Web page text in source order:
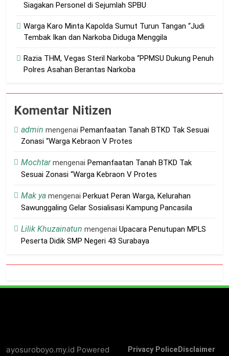
Siagakan Personel di Sejumlah SPBU
Warga Karo Minta Kapolda Sumut Turun Tangan “Judi
Tembak Ikan dan Narkoba Diduga Menggila
Razia THM, Vegas Steril Narkoba “PPMSU Dukung Penuh
Polres Asahan Berantas Narkoba
Komentar Nitizen
admin mengenai Pemanfaatan Tanah BTKD Tak Sesuai
Zonasi “Warga Kebraon V Protes
Mochtarmengenai Pemanfaatan Tanah BTKD Tak
Sesuai Zonasi “Warga Kebraon V Protes
Mak ya mengenai Perkuat Peran Warga, Kelurahan
Sawunggaling Gelar Sosialisasi Kampung Pancasila
Lilik Khuzainatun mengenai Upacara Penutupan MPLS
Peserta Didik SMP Negeri 43 Surabaya
ayosuroboyo.my.id Powered
Privacy Police Disclaimer